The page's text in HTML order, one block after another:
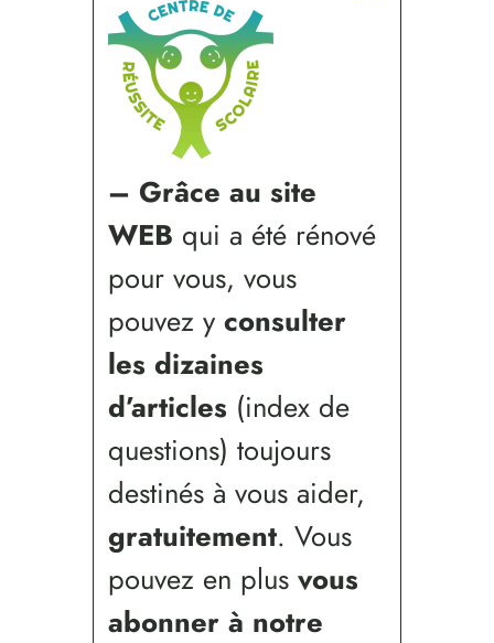
– Grâce au site
WEB qui a été rénové
pour vous, vous
pouvez yconsulter
les dizaines
d’articles (index de
questions) toujours
destinés à vous aider,
gratuitement. Vous
pouvez en plus vous
abonner à notre